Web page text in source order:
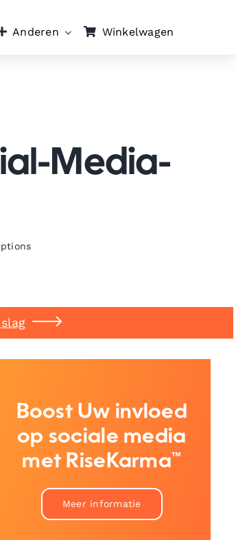
Anderen Winkelwagen
Media-
Boost Uw invloed
op sociale media
met RiseKarma™
Meer informatie